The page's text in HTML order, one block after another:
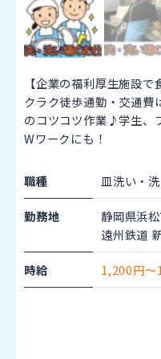
【企業の福利厚生施設
クラク徒歩通勤・交通費
のコツコツ作業♪学生、
Wワークにも！
職種 皿洗い・
勤務地
静岡県浜
遠州鉄道
時給 1,200円～